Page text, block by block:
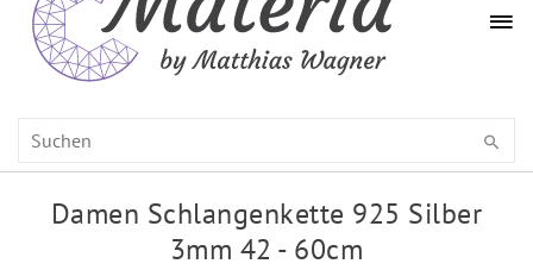
Damen Schlangenkette 925 Silber
3mm 42 - 60cm